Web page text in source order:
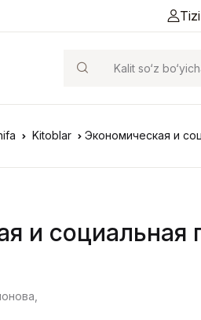
Kitoblar Экономическая и
и социальная